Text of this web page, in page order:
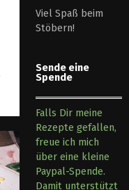
Viel Spaß beim
Stöbern!
Sende eine
Spende
Falls Dir meine
Rezepte gefallen,
freue ich mich
über eine kleine
Paypal-Spende.
Damit unterstützt